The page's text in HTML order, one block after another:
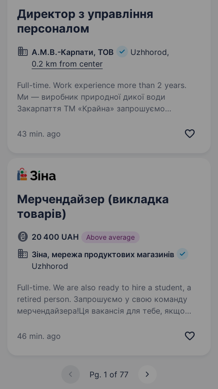
Директор з управління
персоналом
А.М.В.-Карпати, ТОВ
Uzhhorod,
0.2 km from center
Full-time. Work experience more than 2 years.
Ми — виробник природної дикої води
Закарпаття ТМ «Крайна» запрошуємо
Це не класичний HR. Це роль про побудову
43 min. ago
Мерчендайзер (викладка
товарів)
20 400 UAH Above average
Зіна, мережа продуктових магазинів
Uzhhorod
Full-time. We are also ready to hire a student, a
retired person. Запрошуємо у свою команду
мерчендайзера!Ця вакансія для тебе, якщо
ритм в роботі! Ми шукаємо привітного,
46 min. ago
Pg. 1 of 77